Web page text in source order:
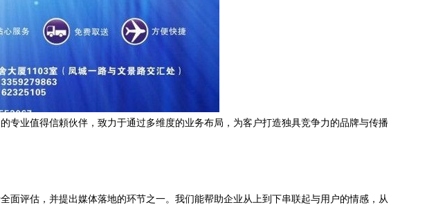
业值得信頼伙伴，致力于通过多维度的业务布局，为客户打造独具竞争力的品牌与传播
评估，并提出媒体落地的环节之一。我们能帮助企业从上到下串联起与用户的情感，从